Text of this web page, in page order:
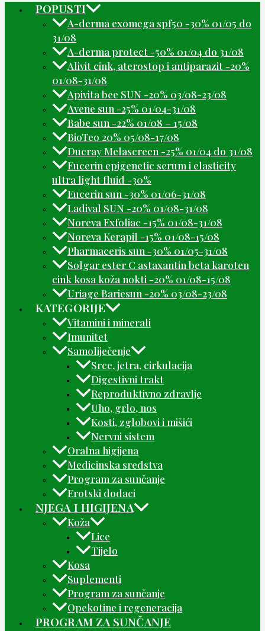
POPUSTI
A-derma exomega spf50 -30% 01/05 do
31/08
A-derma protect -50% 01/04 do 31/08
Alivit cink, aterostop i antiparazit -20%
01/08-31/08
Apivita bee SUN -20% 03/08-23/08
Avene sun -25% 01/04-31/08
Babe sun -22% 01/08 – 15/08
BioTeo 20% 05/08-17/08
Ducray Melascreen -25% 01/04 do 31/08
Eucerin epigenetic serum i elasticity
ultra light fluid -30%
Eucerin sun -30% 01/06-31/08
Ladival SUN -20% 01/08-31/08
Noreva Exfoliac -15% 01/08-31/08
Noreva Kerapil -15% 01/08-15/08
Pharmaceris sun -30% 01/05-31/08
Solgar ester C astaxantin beta karoten
cink kosa koža nokti -20% 01/08-15/08
Uriage Bariesun -20% 03/08-23/08
KATEGORIJE
Vitamini i minerali
Imunitet
Samoliječenje
Srce, jetra, cirkulacija
Digestivni trakt
Reproduktivno zdravlje
Uho, grlo, nos
Kosti, zglobovi i mišići
Nervni sistem
Oralna higijena
Medicinska sredstva
Program za sunčanje
Erotski dodaci
NJEGA I HIGIJENA
Koža
Lice
Tijelo
Kosa
Suplementi
Program za sunčanje
Opekotine i regeneracija
PROGRAM ZA SUNČANJE